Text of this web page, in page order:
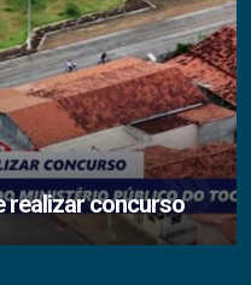
realizar concurso